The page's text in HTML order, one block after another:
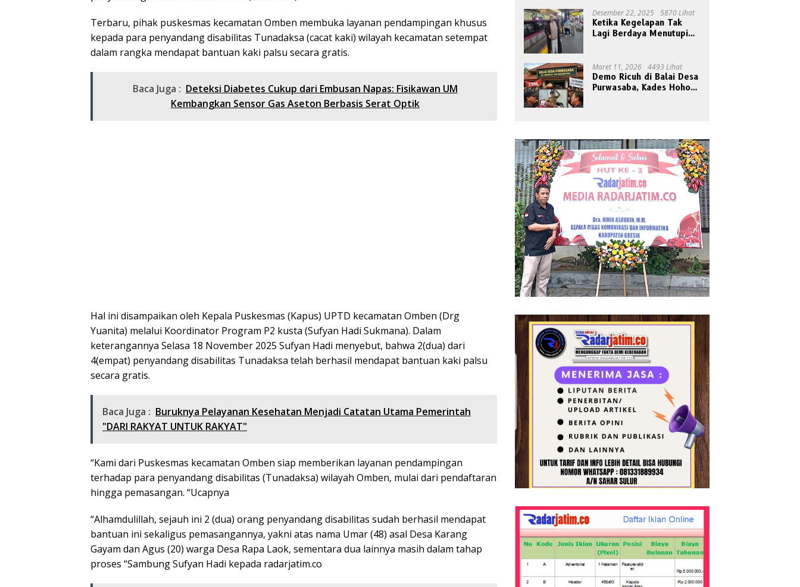
Terbaru, pihak puskesmas kecamatan Omben membuka layanan pendampingan khusus
kepada para penyandang disabilitas Tunadaksa (cacat kaki) wilayah kecamatan setempat
dalam rangka mendapat bantuan kaki palsu secara gratis.
Baca Juga : Deteksi Diabetes Cukup dari Embusan Napas: Fisikawan UM
Kembangkan Sensor Gas Aseton Berbasis Serat Optik
Hal ini disampaikan oleh Kepala Puskesmas (Kapus) UPTD kecamatan Omben (Drg
Yuanita) melalui Koordinator Program P2 kusta (Sufyan Hadi Sukmana). Dalam
keterangannya Selasa 18 November 2025 Sufyan Hadi menyebut, bahwa 2(dua) dari
4(empat) penyandang disabilitas Tunadaksa telah berhasil mendapat bantuan kaki palsu
secara gratis.
Baca Juga : Buruknya Pelayanan Kesehatan Menjadi Catatan Utama Pemerintah
"DARI RAKYAT UNTUK RAKYAT"
“Kami dari Puskesmas kecamatan Omben siap memberikan layanan pendampingan
terhadap para penyandang disabilitas (Tunadaksa) wilayah Omben, mulai dari pendaftaran
hingga pemasangan. “Ucapnya
“Alhamdulillah, sejauh ini 2 (dua) orang penyandang disabilitas sudah berhasil mendapat
bantuan ini sekaligus pemasangannya, yakni atas nama Umar (48) asal Desa Karang
Gayam dan Agus (20) warga Desa Rapa Laok, sementara dua lainnya masih dalam tahap
proses “Sambung Sufyan Hadi kepada radarjatim.co
Desember 22, 2025 5870 Lihat
Ketika Kegelapan Tak
Lagi Berdaya Menutupi
Maret 11, 2026 4493 Lihat
Demo Ricuh di Balai Desa
Purwasaba, Kades Hoho